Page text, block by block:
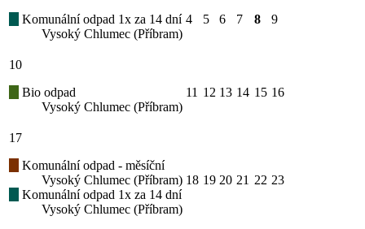
Komunální odpad 1x za 14 dní
Vysoký Chlumec (Příbram)
4 5 6 7 8 9
10
Bio odpad
Vysoký Chlumec (Příbram)
11 12 13 14 15 16
17
Komunální odpad - měsíční
Vysoký Chlumec (Příbram)
Komunální odpad 1x za 14 dní
Vysoký Chlumec (Příbram)
18 19 20 21 22 23